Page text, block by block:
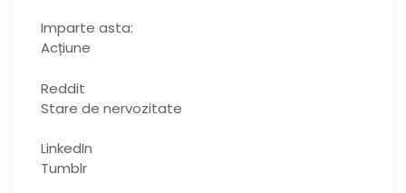
Imparte asta:
Acțiune
Reddit
Stare de nervozitate
LinkedIn
Tumblr